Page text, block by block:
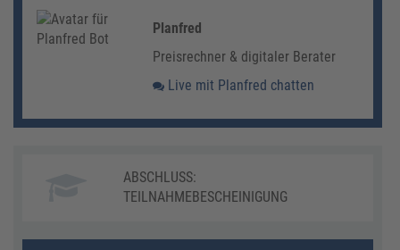
Planfred
Preisrechner & digitaler Berater
Live mit Planfred chatten
ABSCHLUSS:
TEILNAHMEBESCHEINIGUNG